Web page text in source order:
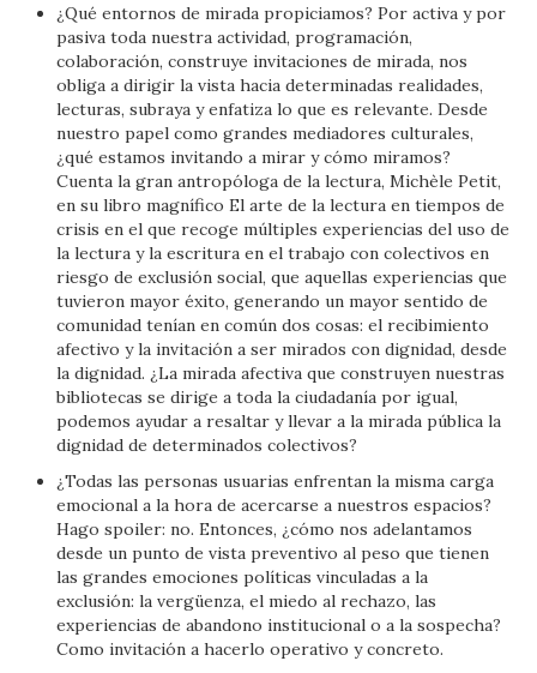
¿Qué entornos de mirada propiciamos? Por activa y por
pasiva toda nuestra actividad, programación,
colaboración, construye invitaciones de mirada, nos
obliga a dirigir la vista hacia determinadas realidades,
lecturas, subraya y enfatiza lo que es relevante. Desde
nuestro papel como grandes mediadores culturales,
¿qué estamos invitando a mirar y cómo miramos?
Cuenta la gran antropóloga de la lectura, Michèle Petit,
en su libro magnífico El arte de la lectura en tiempos de
crisis en el que recoge múltiples experiencias del uso de
la lectura y la escritura en el trabajo con colectivos en
riesgo de exclusión social, que aquellas experiencias que
tuvieron mayor éxito, generando un mayor sentido de
comunidad tenían en común dos cosas: el recibimiento
afectivo y la invitación a ser mirados con dignidad, desde
la dignidad. ¿La mirada afectiva que construyen nuestras
bibliotecas se dirige a toda la ciudadanía por igual,
podemos ayudar a resaltar y llevar a la mirada pública la
dignidad de determinados colectivos?
¿Todas las personas usuarias enfrentan la misma carga
emocional a la hora de acercarse a nuestros espacios?
Hago spoiler: no. Entonces, ¿cómo nos adelantamos
desde un punto de vista preventivo al peso que tienen
las grandes emociones políticas vinculadas a la
exclusión: la vergüenza, el miedo al rechazo, las
experiencias de abandono institucional o a la sospecha?
Como invitación a hacerlo operativo y concreto.